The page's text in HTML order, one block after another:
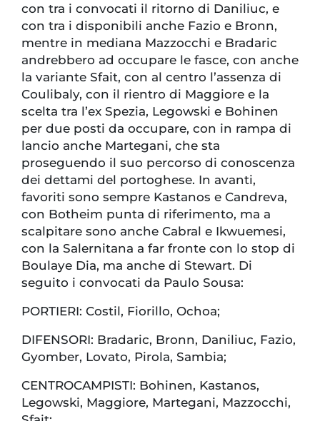
con tra i convocati il ritorno di Daniliuc, e
con tra i disponibili anche Fazio e Bronn,
mentre in mediana Mazzocchi e Bradaric
andrebbero ad occupare le fasce, con anche
la variante Sfait, con al centro l’assenza di
Coulibaly, con il rientro di Maggiore e la
scelta tra l’ex Spezia, Legowski e Bohinen
per due posti da occupare, con in rampa di
lancio anche Martegani, che sta
proseguendo il suo percorso di conoscenza
dei dettami del portoghese. In avanti,
favoriti sono sempre Kastanos e Candreva,
con Botheim punta di riferimento, ma a
scalpitare sono anche Cabral e Ikwuemesi,
con la Salernitana a far fronte con lo stop di
Boulaye Dia, ma anche di Stewart. Di
seguito i convocati da Paulo Sousa:
PORTIERI: Costil, Fiorillo, Ochoa;
DIFENSORI: Bradaric, Bronn, Daniliuc, Fazio,
Gyomber, Lovato, Pirola, Sambia;
CENTROCAMPISTI: Bohinen, Kastanos,
Legowski, Maggiore, Martegani, Mazzocchi,